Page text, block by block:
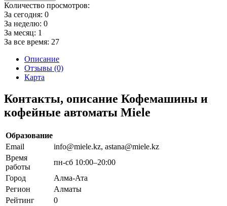
Количество просмотров:
За сегодня: 0
За неделю: 0
За месяц: 1
За все время: 27
Описание
Отзывы (0)
Карта
Контакты, описание Кофемашины и
кофейные автоматы Miele
Образование
Email
info@miele.kz, astana@miele.kz
Время
работы
пн-сб 10:00–20:00
Город
Алма-Ата
Регион
Алматы
Рейтинг
0